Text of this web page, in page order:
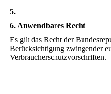
5.
6. Anwendbares Recht
Es gilt das Recht der
Berücksichtigung zwingender
Verbraucherschutzvorschriften.